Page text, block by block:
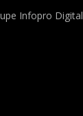
Infopro Digital